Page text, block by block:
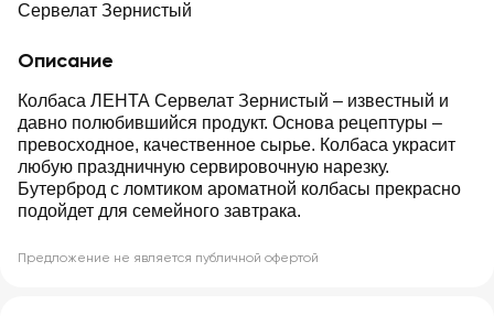
Сервелат Зернистый
Описание
Колбаса ЛЕНТА Сервелат Зернистый – известный и
давно полюбившийся продукт. Основа рецептуры –
превосходное, качественное сырье. Колбаса украсит
любую праздничную сервировочную нарезку.
Бутерброд с ломтиком ароматной колбасы прекрасно
подойдет для семейного завтрака.
Предложение не является публичной офертой